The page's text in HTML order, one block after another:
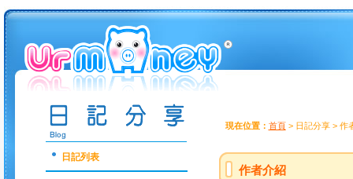
日記列表
現在位置： 首頁> 日記分享 > 作
作者介紹